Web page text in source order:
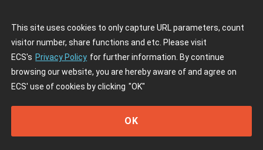
This site uses cookies to only capture URL parameters, count
visitor number, share functions and etc. Please visit
ECS's Privacy Policy for further information. By continue
browsing our website, you are hereby aware of and agree on
ECS' use of cookies by clicking "OK"
OK